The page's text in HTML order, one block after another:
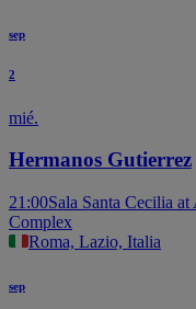
sep
2
mié.
Hermanos Gutierrez
21:00Sala Santa Cecilia
Complex
Roma, Lazio, Italia
sep